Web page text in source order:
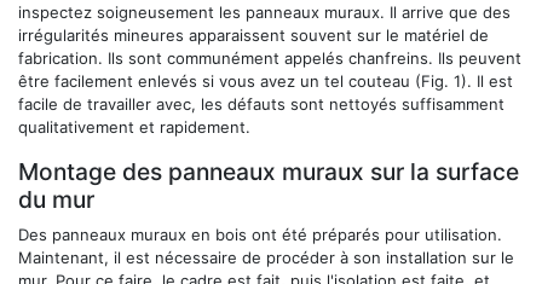
inspectez soigneusement les panneaux muraux. Il arrive que des
irrégularités mineures apparaissent souvent sur le matériel de
fabrication. Ils sont communément appelés chanfreins. Ils peuvent
être facilement enlevés si vous avez un tel couteau (Fig. 1). Il est
facile de travailler avec, les défauts sont nettoyés suffisamment
qualitativement et rapidement.
Montage des panneaux muraux sur la surface
du mur
Des panneaux muraux en bois ont été préparés pour utilisation.
Maintenant, il est nécessaire de procéder à son installation sur le
mur. Pour ce faire, le cadre est fait, puis l'isolation est faite, et